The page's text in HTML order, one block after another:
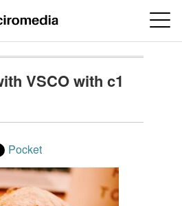
VSCO with c1
Pocket